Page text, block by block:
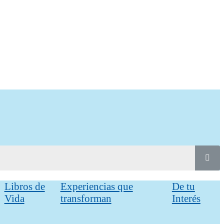
Libros de
Vida
Experiencias que
transforman
De tu
Interés